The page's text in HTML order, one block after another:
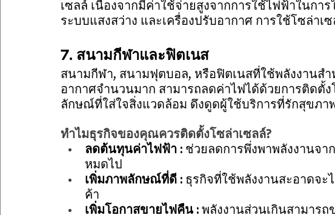
เซลล์ เนื่องจากมีค่าใช้จ่ายสูงจากการใช้ไฟฟ้าในกา
ระบบแสงสว่าง และเครื่องปรับอากาศ การใช้โซล่า
7. สนามกีฬาและฟิตเนส
สนามกีฬา, สนามฟุตบอล, หรือฟิตเนสที่ใช้พลังงานสำ
อากาศจำนวนมาก สามารถลดค่าไฟได้ด้วยการติดตั้
ลักษณ์ที่ใส่ใจสิ่งแวดล้อม ดึงดูดผู้ใช้บริการที่รักสุขภา
ทำไมธุรกิจของคุณควรติดตั้งโซล่าเซลล์?
ลดต้นทุนค่าไฟฟ้า : ช่วยลดการพึ่งพาพลังงานจ
หมดไป
เพิ่มภาพลักษณ์ที่ดี : ธุรกิจที่ใช้พลังงานสะอาดจะ
ค้า
เพิ่มโอกาสขายไฟคืน : พลังงานส่วนเกินสามาร